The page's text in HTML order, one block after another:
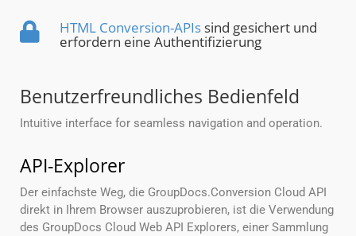
HTML Conversion-APIs sind gesichert und
erfordern eine Authentifizierung
Benutzerfreundliches Bedienfeld
Intuitive interface for seamless navigation and operation.
API-Explorer
Der einfachste Weg, die GroupDocs.Conversion Cloud API
direkt in Ihrem Browser auszuprobieren, ist die Verwendung
des GroupDocs Cloud Web API Explorers, einer Sammlung